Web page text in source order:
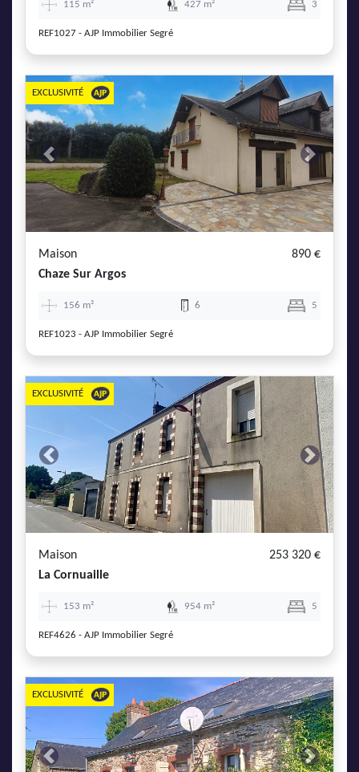
115 m² 427 m² 3
REF1027 - AJP Immobilier Segré
Previous Next
EXCLUSIVITÉ
Maison
890 €
Chaze Sur Argos
156 m² 6 5
REF1023 - AJP Immobilier Segré
Previous Next
EXCLUSIVITÉ
Maison
253 320 €
La Cornuaille
153 m² 954 m² 5
REF4626 - AJP Immobilier Segré
Previous Next
EXCLUSIVITÉ